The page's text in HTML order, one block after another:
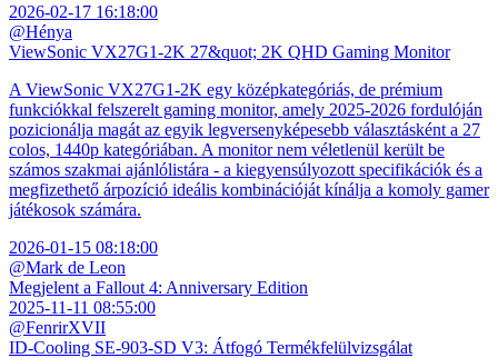
2026-02-17 16:18:00
@Hénya
ViewSonic VX27G1-2K 27&quot; 2K QHD Gaming Monitor
A ViewSonic VX27G1-2K egy középkategóriás, de prémium
funkciókkal felszerelt gaming monitor, amely 2025-2026 fordulóján
pozicionálja magát az egyik legversenyképesebb választásként a 27
colos, 1440p kategóriában. A monitor nem véletlenül került be
számos szakmai ajánlólistára - a kiegyensúlyozott specifikációk és a
megfizethető árpozíció ideális kombinációját kínálja a komoly gamer
játékosok számára.
2026-01-15 08:18:00
@Mark de Leon
Megjelent a Fallout 4: Anniversary Edition
2025-11-11 08:55:00
@FenrirXVII
ID-Cooling SE-903-SD V3: Átfogó Termékfelülvizsgálat